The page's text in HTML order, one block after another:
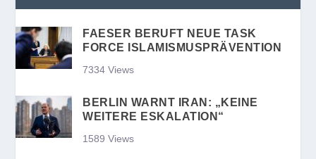
FAESER BERUFT NEUE TASK
FORCE ISLAMISMUSPRÄVENTION
7334 Views
BERLIN WARNT IRAN: „KEINE
WEITERE ESKALATION“
1589 Views